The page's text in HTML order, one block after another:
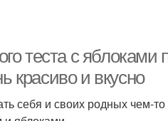
теста с
красиво и вкусно
себя и своих родных чем-